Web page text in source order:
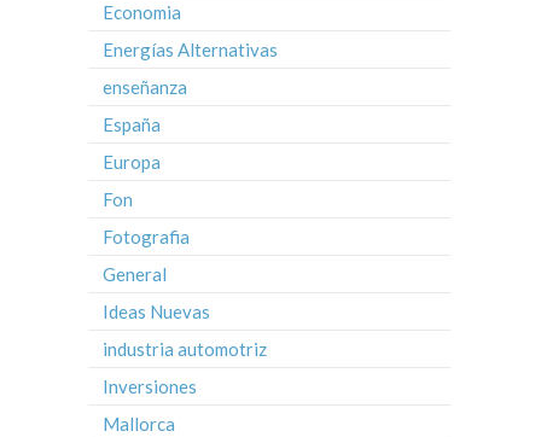
Economia
Energías Alternativas
enseñanza
España
Europa
Fon
Fotografia
General
Ideas Nuevas
industria automotriz
Inversiones
Mallorca